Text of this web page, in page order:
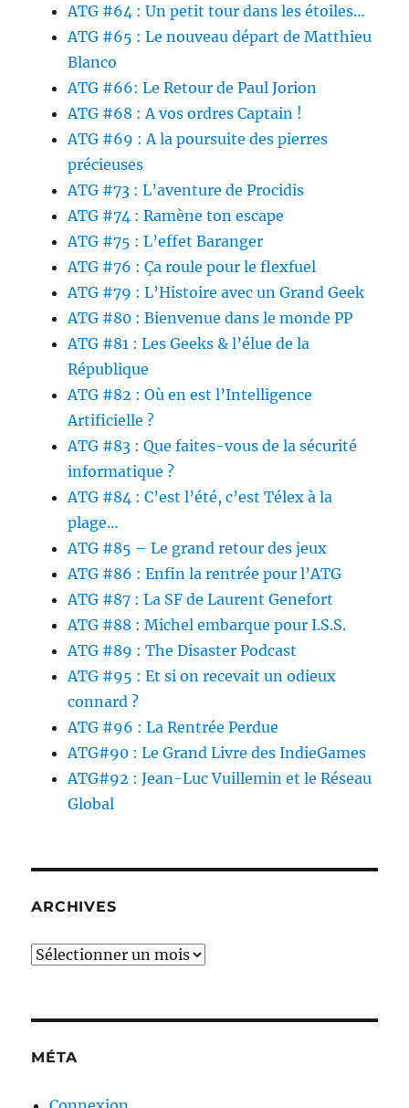
ATG #64 : Un petit tour dans les étoiles…
ATG #65 : Le nouveau départ de Matthieu
Blanco
ATG #66: Le Retour de Paul Jorion
ATG #68 : A vos ordres Captain !
ATG #69 : A la poursuite des pierres
précieuses
ATG #73 : L’aventure de Procidis
ATG #74 : Ramène ton escape
ATG #75 : L’effet Baranger
ATG #76 : Ça roule pour le flexfuel
ATG #79 : L’Histoire avec un Grand Geek
ATG #80 : Bienvenue dans le monde PP
ATG #81 : Les Geeks & l’élue de la
République
ATG #82 : Où en est l’Intelligence
Artificielle ?
ATG #83 : Que faites-vous de la sécurité
informatique ?
ATG #84 : C’est l’été, c’est Télex à la
plage…
ATG #85 – Le grand retour des jeux
ATG #86 : Enfin la rentrée pour l’ATG
ATG #87 : La SF de Laurent Genefort
ATG #88 : Michel embarque pour I.S.S.
ATG #89 : The Disaster Podcast
ATG #95 : Et si on recevait un odieux
connard ?
ATG #96 : La Rentrée Perdue
ATG#90 : Le Grand Livre des IndieGames
ATG#92 : Jean-Luc Vuillemin et le Réseau
Global
ARCHIVES
Archives
MÉTA